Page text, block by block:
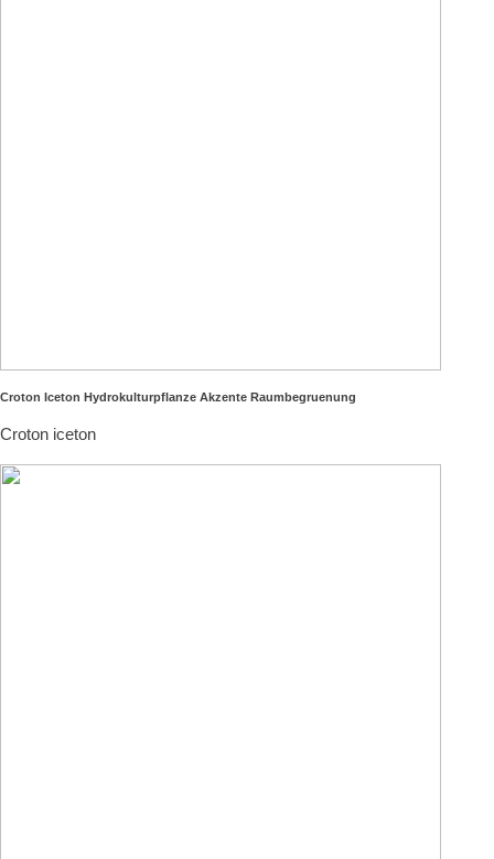
Croton Iceton Hydrokulturpflanze Akzente Raumbegruenung
Croton iceton